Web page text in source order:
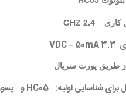
کاری
3.3 VDC – 50mA
از طریق پورت سریال
برای شناسایی اولیه: و پسورد :